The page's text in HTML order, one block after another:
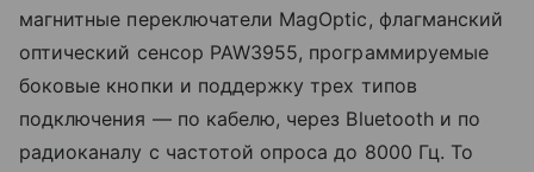
магнитные переключатели MagOptic, флагманский
оптический сенсор PAW3955, программируемые
боковые кнопки и поддержку трех типов
подключения — по кабелю, через Bluetooth и по
радиоканалу с частотой опроса до 8000 Гц. То